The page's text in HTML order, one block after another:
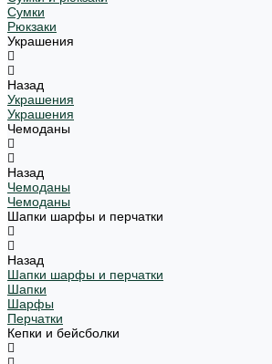
Сумки
Рюкзаки
Украшения
Назад
Украшения
Украшения
Чемоданы
Назад
Чемоданы
Чемоданы
Шапки шарфы и перчатки
Назад
Шапки шарфы и перчатки
Шапки
Шарфы
Перчатки
Кепки и бейсболки